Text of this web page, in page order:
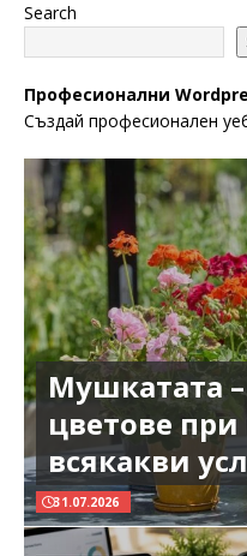
Search
Професионални
Създай професионален
Мушкатата
цветове
всякакви
31.07.2026